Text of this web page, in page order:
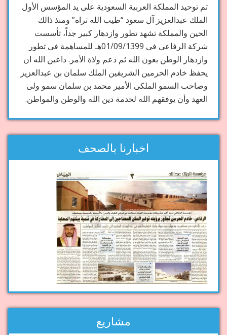
تم توحيد المملكة العربية السعودية على يد المؤسس الأول
الملك عبدالعزيز آل سعود “طيب الله ثراه” ومنذ ذالك
الحين والمملكة تشهد تطور وازدهار كبير جداً، تأسست
شركة الرفاعى فى 01/09/1399هـ للمساهمة فى تطور
وازدهار الوطن بعون الله ثم دعم ولاة الأمر. داعين الله ان
يحفظ خادم الحرمين الشريفين الملك سلمان بن عبدالعزيز
وصاحب السمو الملكى الأمير محمد بن سلمان سمو ولى
العهد وأن يوفقهم الله لخدمة دين الله والوطن والمواطن.
اخبارنا بالصحف
مشاريع